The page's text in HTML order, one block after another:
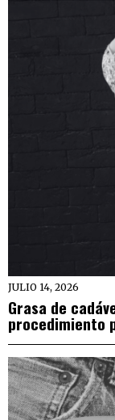
JULIO 14, 2026
Grasa de
procedimiento